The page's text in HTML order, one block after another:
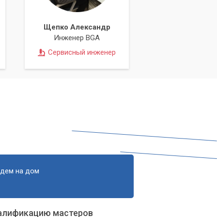
Щепко Александр
Инженер BGA
Сервисный инженер
на дом
мастеров